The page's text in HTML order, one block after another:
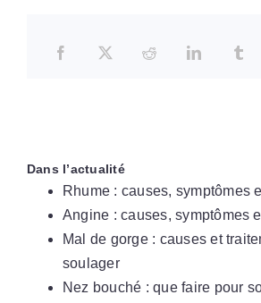
Dans l’actualité
Rhume : causes, symptômes
Angine : causes, symptômes
Mal de gorge : causes et
soulager
Nez bouché : que faire pour